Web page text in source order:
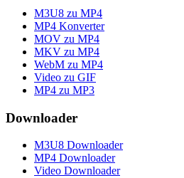
M3U8 zu MP4
MP4 Konverter
MOV zu MP4
MKV zu MP4
WebM zu MP4
Video zu GIF
MP4 zu MP3
Downloader
M3U8 Downloader
MP4 Downloader
Video Downloader